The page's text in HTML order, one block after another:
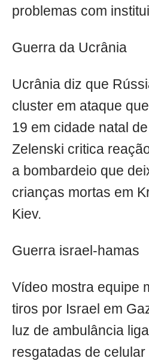
problemas com
Guerra da Ucrânia
Ucrânia diz que
cluster em ataque
19 em cidade natal
Zelenski critica
a bombardeio que
crianças mortas em
Kiev.
Guerra israel-hamas
Vídeo mostra equipe
tiros por Israel em
luz de ambulância
resgatadas de